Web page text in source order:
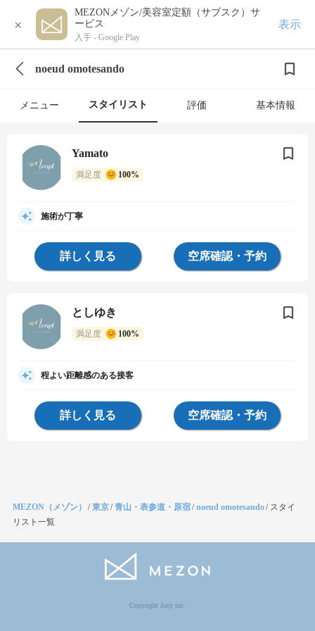
×
MEZONメゾン/美容室定額（サブスク）サ
ービス
入手 - Google Play
表示
noeud omotesando
メニュー スタイリスト 評価 基本情報
Yamato
満足度 100%
施術が丁寧
詳しく見る 空席確認・予約
としゆき
満足度 100%
程よい距離感のある接客
詳しく見る 空席確認・予約
MEZON（メゾン） /東京/青山・表参道・原宿/noeud omotesando/ スタイ
リスト一覧
Copyright Jocy inc.